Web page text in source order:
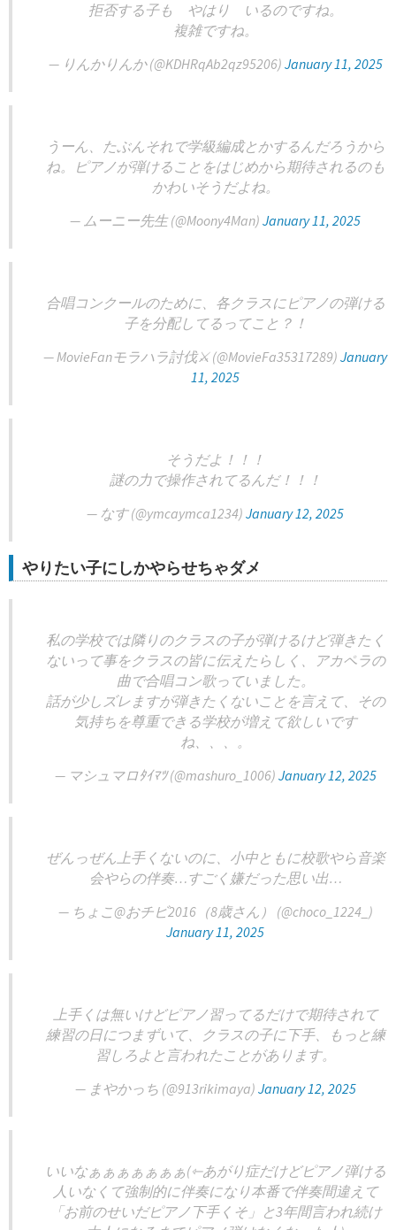
拒否する子も やはり いるのですね。
複雑ですね。
— りんかりんか (@KDHRqAb2qz95206) January 11, 2025
うーん、たぶんそれで学級編成とかするんだろうから
ね。ピアノが弾けることをはじめから期待されるのも
かわいそうだよね。
— ムーニー先生 (@Moony4Man) January 11, 2025
合唱コンクールのために、各クラスにピアノの弾ける
子を分配してるってこと？！
— MovieFan️モラハラ討伐⚔️ (@MovieFa35317289) January
11, 2025
そうだよ！！！
謎の力で操作されてるんだ！！！
— なす (@ymcaymca1234) January 12, 2025
やりたい子にしかやらせちゃダメ
私の学校では隣りのクラスの子が弾けるけど弾きたく
ないって事をクラスの皆に伝えたらしく、アカペラの
曲で合唱コン歌っていました。
話が少しズレますが弾きたくないことを言えて、その
気持ちを尊重できる学校が増えて欲しいです
ね、、、。
— マシュマロﾀｲﾏﾂ (@mashuro_1006) January 12, 2025
ぜんっぜん上手くないのに、小中ともに校歌やら音楽
会やらの伴奏…すごく嫌だった思い出…
— ちょこ@おチビ2016（8歳さん） (@choco_1224_)
January 11, 2025
上手くは無いけどピアノ習ってるだけで期待されて
練習の日につまずいて、クラスの子に下手、もっと練
習しろよと言われたことがあります。
— まやかっち (@913rikimaya) January 12, 2025
いいなぁぁぁぁぁぁぁ(⇽あがり症だけどピアノ弾ける
人いなくて強制的に伴奏になり本番で伴奏間違えて
「お前のせいだピアノ下手くそ」と3年間言われ続け